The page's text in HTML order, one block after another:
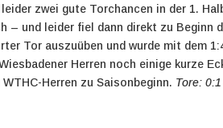
zwei gute Torchancen in der 1.
– und leider fiel dann direkt zu Beginn
Tor auszuüben und wurde mit dem
Herren noch einige kurze
Herren zu Saisonbeginn. Tore: